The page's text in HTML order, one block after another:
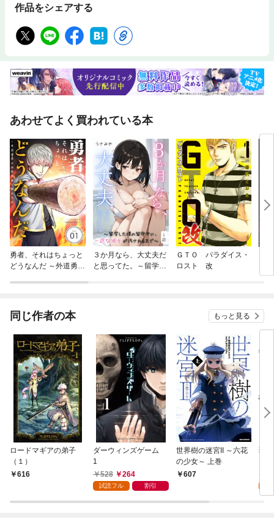
作品をシェアする
あわせてよく買われている本
勇者、それはちょっと
どうなんだ ～外道勇者
３か月なら、大丈夫だ
と思ってた。～留学し
ＧＴＯ パラダイス・
ロスト 改
同じ作者の本 もっと見る
ロードマギアの弟子
（１）
616
ダーウィンズゲーム
1
528
264
試読フル 割引
世界樹の迷宮II ～六花
の少女～ 上巻
607
猫